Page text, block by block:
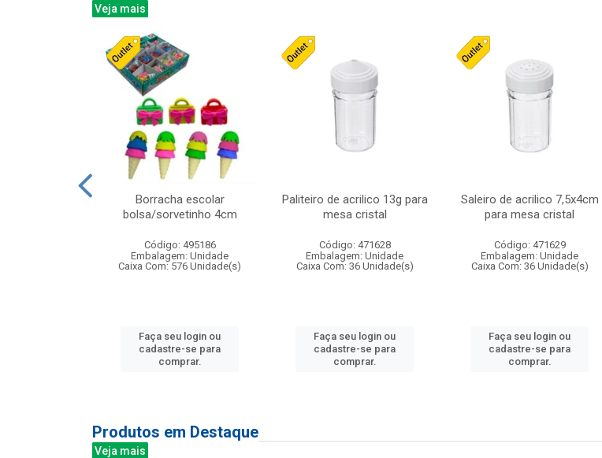
Veja mais
Borracha escolar
bolsa/sorvetinho 4cm
Código: 495186
Embalagem: Unidade
Caixa Com: 576 Unidade(s)
Faça seu login ou
cadastre-se para
comprar.
Paliteiro de acrilico 13g para
mesa cristal
Código: 471628
Embalagem: Unidade
Caixa Com: 36 Unidade(s)
Faça seu login ou
cadastre-se para
comprar.
Saleiro de acrilico 7,5x4cm
para mesa cristal
Código: 471629
Embalagem: Unidade
Caixa Com: 36 Unidade(s)
Faça seu login ou
cadastre-se para
comprar.
Produtos em Destaque
Veja mais